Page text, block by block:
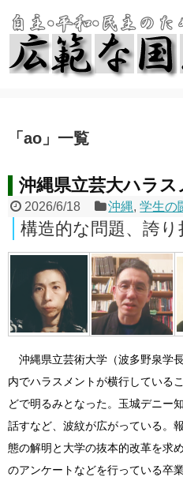
「 ao 」 一覧
沖縄県立芸大ハラ
2026/6/18 沖縄,学生の
構造的な問題、誇り
沖縄県立芸術大学（波多野泉学
内でハラスメントが横行している
どで明るみとなった。玉城デニー
話すなど、波紋が広がっている。
態の解明と大学の抜本的改革を求
のアンケートなどを行っている卒